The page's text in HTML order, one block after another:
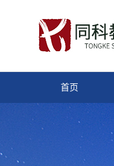
首页